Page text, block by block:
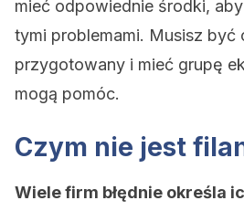
mieć odpowiednie środki,
tymi problemami. Musisz być
przygotowany i mieć grupę
mogą pomóc.
Czym nie jest
Wiele firm błędnie określa